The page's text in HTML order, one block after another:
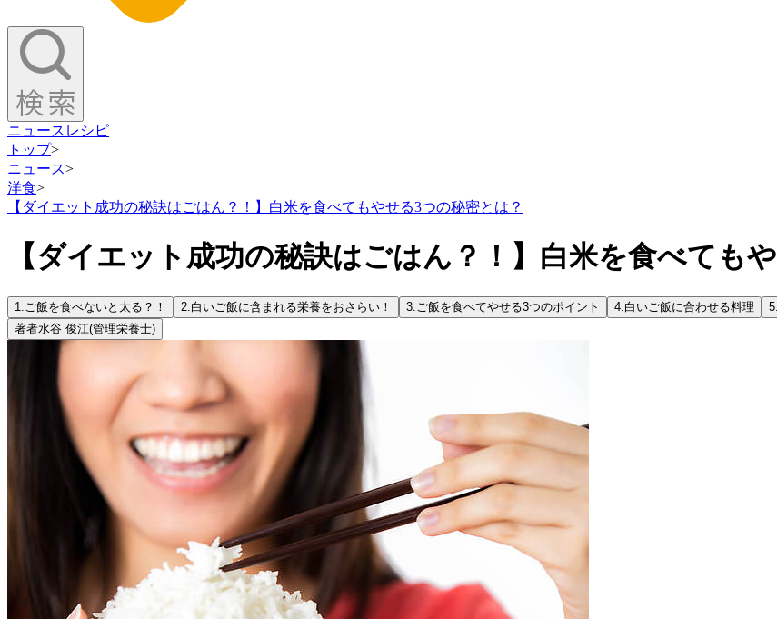
ニュース レシピ
トップ>
ニュース>
洋食>
【ダイエット成功の秘訣はごはん？！】白米を食べてもやせる3つの秘密とは？
【ダイエット成功の秘訣はごはん？！】白米を食べても
1.ご飯を食べないと太る？！ 2.白いご飯に含まれる栄養をおさらい！ 3.ご飯を食べてやせる3つのポイント 4.白いご飯に合わせる料理 5.
著者水谷 俊江(管理栄養士)